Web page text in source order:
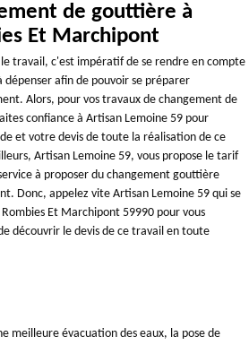
de gouttière à
Et Marchipont
le travail, c'est impératif de se rendre en compte
dépenser afin de pouvoir se préparer
Alors, pour vos travaux de changement de
confiance à Artisan Lemoine 59 pour
et votre devis de toute la réalisation de ce
Artisan Lemoine 59, vous propose le tarif
à proposer du changement gouttière
Donc, appelez vite Artisan Lemoine 59 qui se
Et Marchipont 59990 pour vous
découvrir le devis de ce travail en toute
meilleure évacuation des eaux, la pose de